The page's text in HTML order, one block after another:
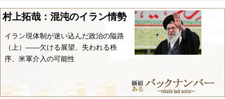
村上拓哉：混沌のイラン情勢
イラン現体制が迷い込んだ政治の隘路
（上）――欠ける展望、失われる秩
序、米軍介入の可能性